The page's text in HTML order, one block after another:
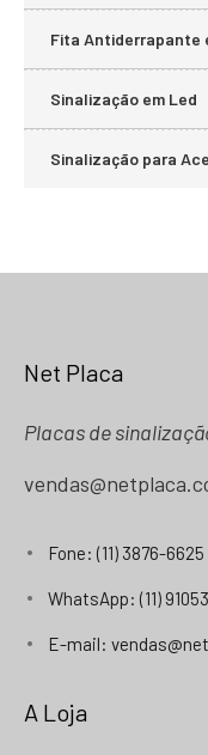
Fita Antiderrapante
Sinalização em Led
Sinalização para
Net Placa
Placas de
Fone: (11) 3876-6625
WhatsApp: (11)
E-mail:
A Loja